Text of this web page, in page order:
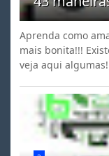
Aprenda como
mais bonita!!!
veja aqui